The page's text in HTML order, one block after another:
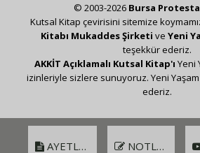
AYETLER NOTLAR
© 2003-2026 Bursa
Kutsal Kitap çevirisini sitemize
Kitabı Mukaddes Şirketi ve Yeni
teşekkür ederiz.
AKKİT Açıklamalı Kutsal Kitap'ı Yeni
izinleriyle sizlere sunuyoruz. Yeni Yaşam
ederiz.